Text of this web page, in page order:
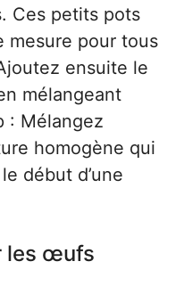
Ces petits pots
mesure pour tous
ensuite le
mélangeant
: Mélangez
homogène qui
début d’une
les œufs